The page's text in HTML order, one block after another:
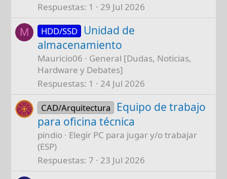
Respuestas 1 29 Jul 2026
M HDD/SSD Unidad de
almacenamiento
Mauricio06
General [Dudas, Noticias,
Hardware y Debates]
Respuestas 1 24 Jul 2026
CAD/Arquitectura
Equipo de trabajo
para oficina técnica
pindio
Elegir PC para jugar y/o trabajar
(ESP)
Respuestas 7 23 Jul 2026